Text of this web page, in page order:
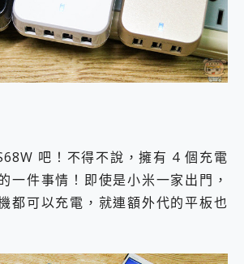
吧！不得不說，擁有 4 個充電
一件事情！即使是小米一家出門，
都可以充電，就連額外代的平板也